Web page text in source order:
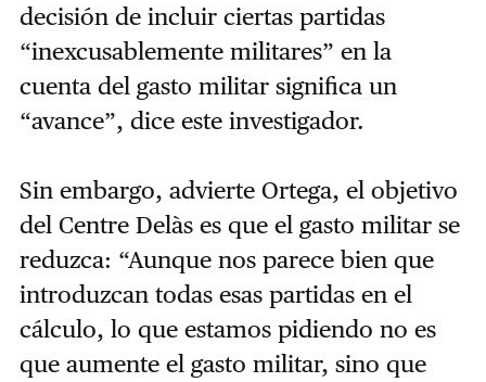
decisión de incluir ciertas partidas
“inexcusablemente militares” en la
cuenta del gasto militar significa un
“avance”, dice este investigador.
Sin embargo, advierte Ortega, el objetivo
del Centre Delàs es que el gasto militar se
reduzca: “Aunque nos parece bien que
introduzcan todas esas partidas en el
cálculo, lo que estamos pidiendo no es
que aumente el gasto militar, sino que